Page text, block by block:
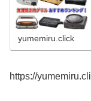
yumemiru.click
https://